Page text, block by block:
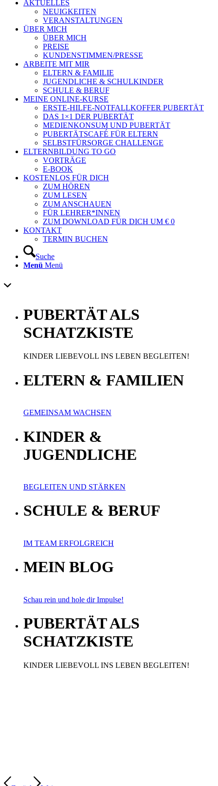
AKTUELLES
NEUIGKEITEN
VERANSTALTUNGEN
ÜBER MICH
ÜBER MICH
PREISE
KUNDENSTIMMEN/PRESSE
ARBEITE MIT MIR
ELTERN & FAMILIE
JUGENDLICHE & SCHULKINDER
SCHULE & BERUF
MEINE ONLINE-KURSE
ERSTE-HILFE-NOTFALLKOFFER PUBERTÄT
DAS 1×1 DER PUBERTÄT
MEDIENKONSUM UND PUBERTÄT
PUBERTÄTSCAFÉ FÜR ELTERN
SELBSTFÜRSORGE CHALLENGE
ELTERNBILDUNG TO GO
VORTRÄGE
E-BOOK
KOSTENLOS FÜR DICH
ZUM HÖREN
ZUM LESEN
ZUM ANSCHAUEN
FÜR LEHRER*INNEN
ZUM DOWNLOAD FÜR DICH UM € 0
KONTAKT
TERMIN BUCHEN
Suche
Menü Menü
PUBERTÄT ALS
SCHATZKISTE
KINDER LIEBEVOLL INS LEBEN BEGLEITEN!
ELTERN & FAMILIEN
GEMEINSAM WACHSEN
KINDER &
JUGENDLICHE
BEGLEITEN UND STÄRKEN
SCHULE & BERUF
IM TEAM ERFOLGREICH
MEIN BLOG
Schau rein und hole dir Impulse!
PUBERTÄT ALS
SCHATZKISTE
KINDER LIEBEVOLL INS LEBEN BEGLEITEN!